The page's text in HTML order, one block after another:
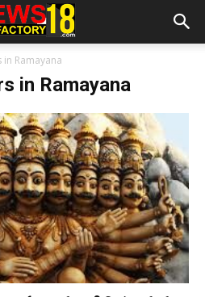
Ramayana
in Ramayana